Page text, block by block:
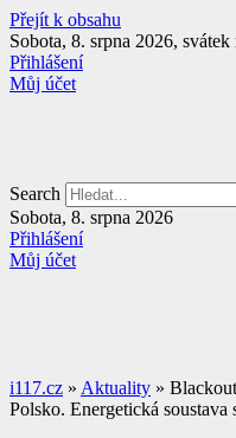
Přejít k obsahu
Sobota, 8. srpna 2026,
Přihlášení
Můj účet
Search
Sobota, 8. srpna 2026
Přihlášení
Můj účet
i117.cz » Aktuality »
Polsko. Energetická soustava